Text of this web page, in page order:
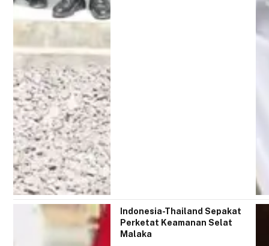
Indonesia-Thailand Sepakat
Perketat Keamanan Selat
Malaka